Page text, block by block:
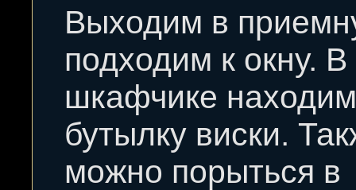
Выходим в
подходим к окну. В
шкафчике находим
бутылку виски.
можно порыться в